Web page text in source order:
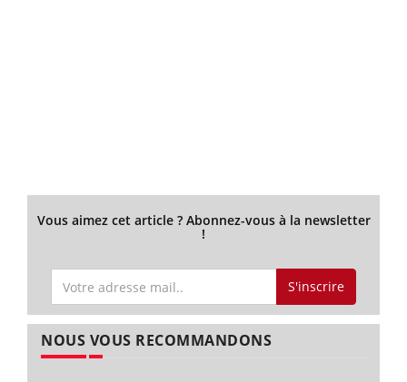
Vous aimez cet article ? Abonnez-vous à la newsletter
!
S'inscrire
NOUS VOUS RECOMMANDONS